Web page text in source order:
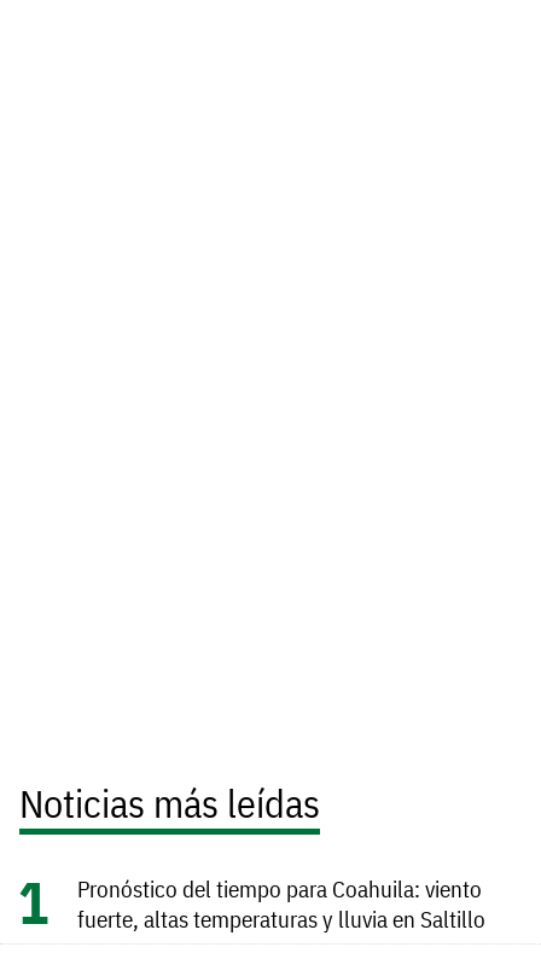
Noticias más leídas
Pronóstico del tiempo para Coahuila: viento
fuerte, altas temperaturas y lluvia en Saltillo